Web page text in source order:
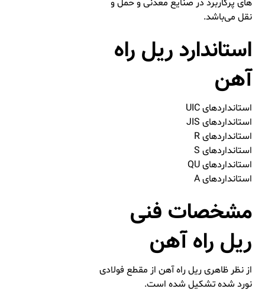
های پرکاربرد در صنایع معدنی و حمل و
نقل می‌باشد.
استاندارد ریل راه
آهن
استانداردهای UIC
استانداردهای JIS
استانداردهای R
استانداردهای S
استانداردهای QU
استانداردهای A
مشخصات فنی
ریل راه آهن
از نظر ظاهری ریل راه آهن از مقطع فولادی
نورد شده تشکیل شده است.